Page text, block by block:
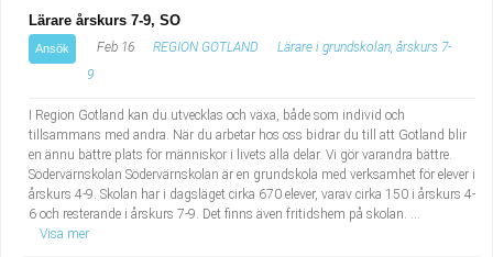
Lärare årskurs 7-9, SO
Ansök Feb 16 REGION GOTLAND
Lärare i grundskolan, årskurs 7-
9
I Region Gotland kan du utvecklas och växa, både som individ och
tillsammans med andra. När du arbetar hos oss bidrar du till att Gotland blir
en ännu bättre plats för människor i livets alla delar. Vi gör varandra bättre.
Södervärnskolan Södervärnskolan är en grundskola med verksamhet för elever i
årskurs 4-9. Skolan har i dagsläget cirka 670 elever, varav cirka 150 i årskurs 4-
6 och resterande i årskurs 7-9. Det finns även fritidshem på skolan. ...
Visa mer